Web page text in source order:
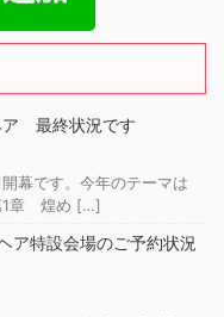
ア 最終状況です
幕です。今年のテーマは
1章 煌め […]
ア特設会場のご予約状況